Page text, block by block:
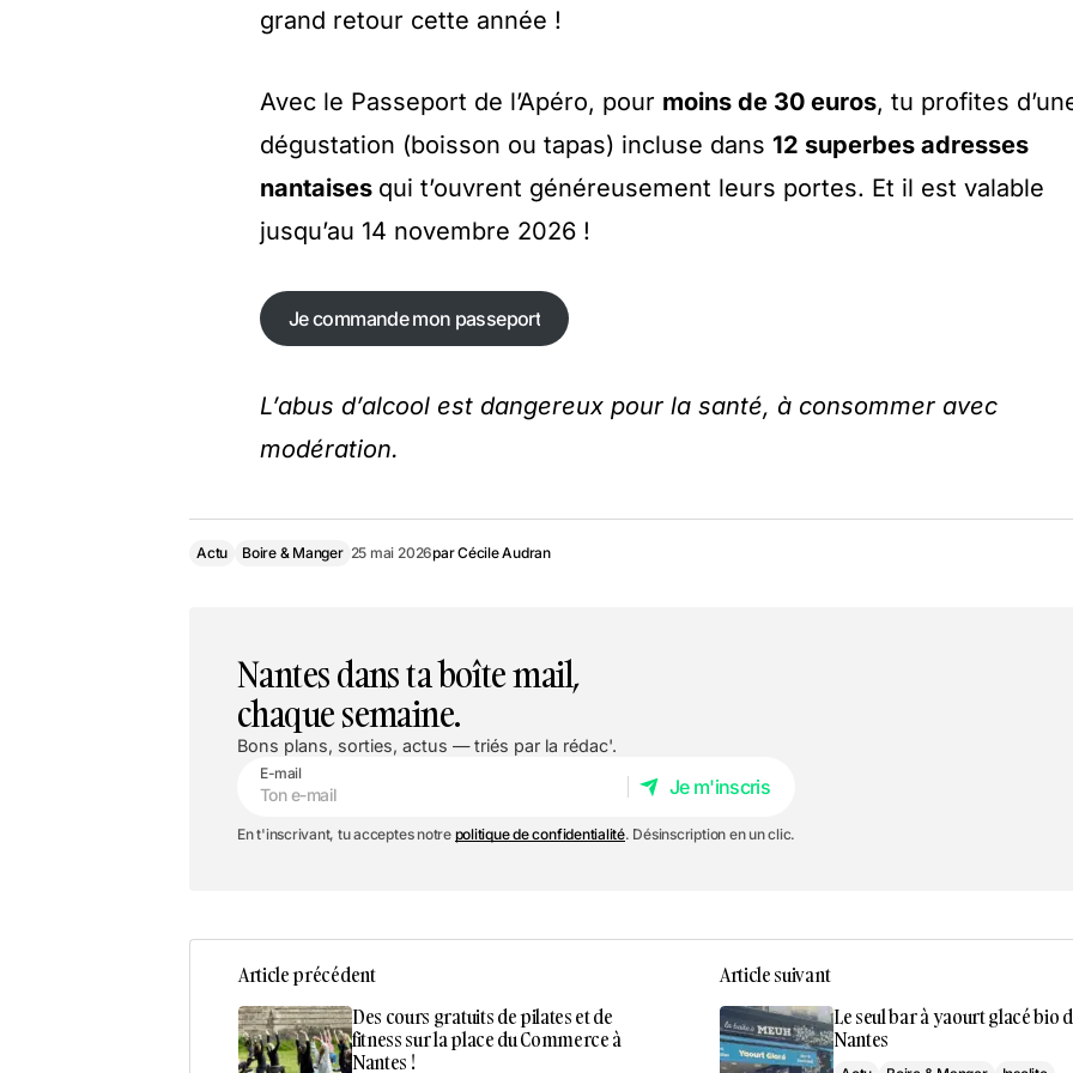
grand retour cette année !
Avec le Passeport de l’Apéro, pour moins de 30 euros, tu profites
dégustation (boisson ou tapas) incluse dans 12 superbes adresses
nantaises qui t’ouvrent généreusement leurs portes. Et il est valable
jusqu’au 14 novembre 2026 !
Je commande mon passeport
Je commande mon passeport
L’abus d’alcool est dangereux pour la santé, à consommer avec
modération.
Actu Boire & Manger 25 mai 2026parCécile Audran
Nantes dans ta boîte mail,
chaque semaine.
Bons plans, sorties, actus — triés par la rédac'.
E-mail
Je m'inscris
En t'inscrivant, tu acceptes notre politique de confidentialité. Désinscription en un clic.
Article précédent
Des cours gratuits de pilates et de
fitness sur la place du Commerce à
Nantes !
Article suivant
Le seul bar à yaourt glacé bio
Nantes